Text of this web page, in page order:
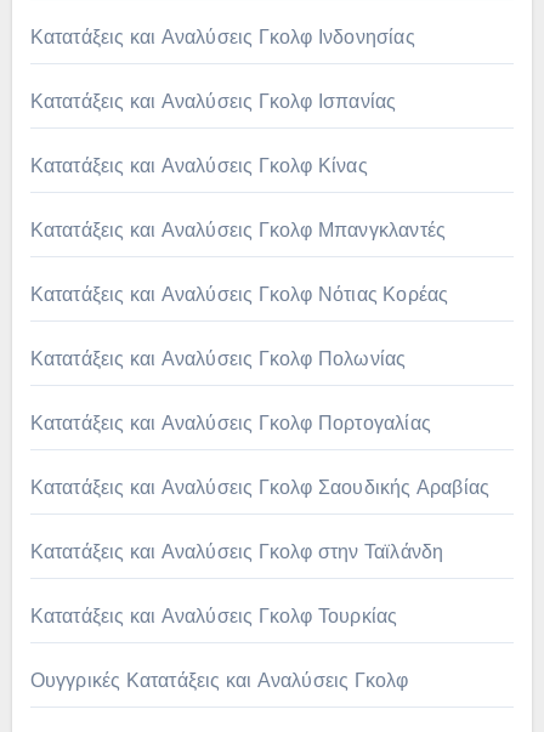
Κατατάξεις και Αναλύσεις Γκολφ Ινδονησίας
Κατατάξεις και Αναλύσεις Γκολφ Ισπανίας
Κατατάξεις και Αναλύσεις Γκολφ Κίνας
Κατατάξεις και Αναλύσεις Γκολφ Μπανγκλαντές
Κατατάξεις και Αναλύσεις Γκολφ Νότιας Κορέας
Κατατάξεις και Αναλύσεις Γκολφ Πολωνίας
Κατατάξεις και Αναλύσεις Γκολφ Πορτογαλίας
Κατατάξεις και Αναλύσεις Γκολφ Σαουδικής Αραβίας
Κατατάξεις και Αναλύσεις Γκολφ στην Ταϊλάνδη
Κατατάξεις και Αναλύσεις Γκολφ Τουρκίας
Ουγγρικές Κατατάξεις και Αναλύσεις Γκολφ